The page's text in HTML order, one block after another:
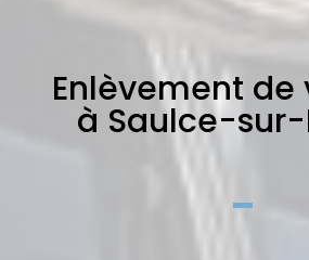
Enlèvement de
à Saulce-